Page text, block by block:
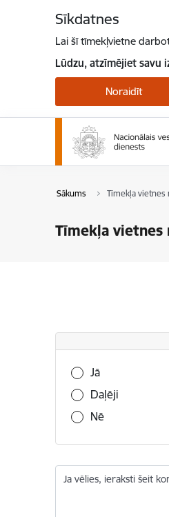
Sīkdatnes
Lai šī tīmekļvietne
Lūdzu, atzīmējiet savu
Noraidīt
Sākums Tīmekļa vietnes
Tīmekļa vietnes
Vai šī informācija
Jā
Daļēji
Nē
Ja vēlies, ieraksti šeit